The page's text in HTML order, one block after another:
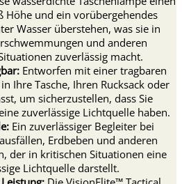
Höhe und ein vorübergehendes
Wasser überstehen, was sie in
und anderen
zuverlässig macht.
Entworfen mit einer tragbaren
Ihre Tasche, Ihren Rucksack oder
um sicherzustellen, dass Sie
zuverlässige Lichtquelle haben.
Ein zuverlässiger Begleiter bei
Erdbeben und anderen
der in kritischen Situationen eine
Lichtquelle darstellt.